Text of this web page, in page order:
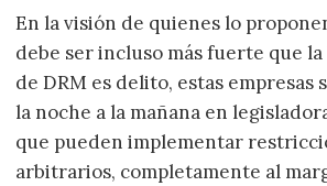
En la visión de quienes lo
debe ser incluso más fuerte que
de DRM es delito, estas empresas
la noche a la mañana en
que pueden implementar
arbitrarios, completamente al